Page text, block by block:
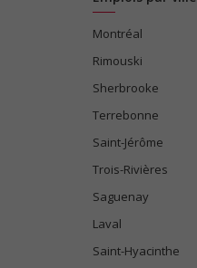
Montréal
Rimouski
Sherbrooke
Terrebonne
Saint-Jérôme
Trois-Rivières
Saguenay
Laval
Saint-Hyacinthe